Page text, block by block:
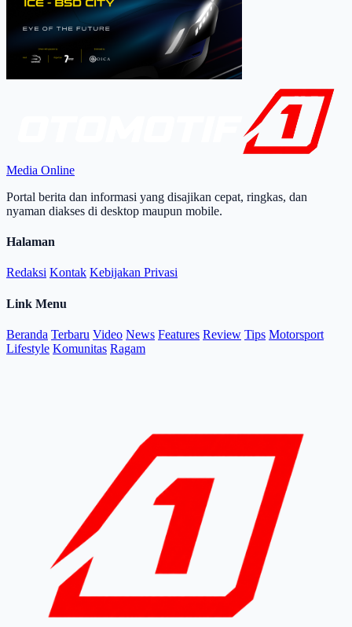
Media Online
Portal berita dan informasi yang disajikan cepat, ringkas, dan
nyaman diakses di desktop maupun mobile.
Halaman
Redaksi Kontak Kebijakan Privasi
Link Menu
Beranda Terbaru Video News Features Review Tips Motorsport
Lifestyle Komunitas Ragam